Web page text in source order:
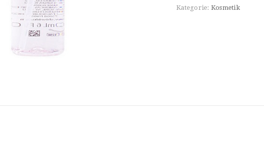
Menge
Kategorie: Kosmetik